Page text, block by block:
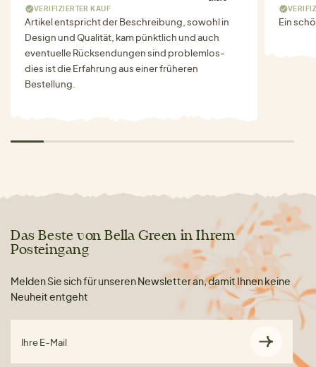
VERIFIZIERTER KAUF
Artikel entspricht der Beschreibung, sowohl in
Design und Qualität, kam pünktlich und auch
eventuelle Rücksendungen sind problemlos-
dies ist die Erfahrung aus einer früheren
Bestellung.
Ein
Das Beste von Bella Green in Ihrem
Posteingang
Melden Sie sich für unseren Newsletter an, damit Ihnen keine
Neuheit entgeht
Ihre E-Mail